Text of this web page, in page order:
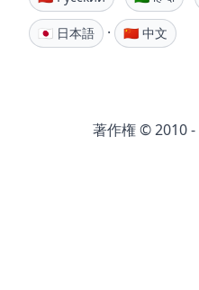
🇯🇵 日本語 · 🇨🇳 中文
著作権 © 2010